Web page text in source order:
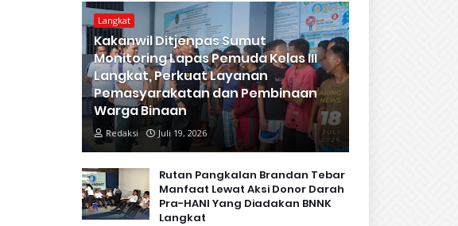
Langkat
Kakanwil Ditjenpas Sumut
Monitoring Lapas Pemuda Kelas III
Langkat, Perkuat Layanan
Pemasyarakatan dan Pembinaan
Warga Binaan
Redaksi Juli 19, 2026
Rutan Pangkalan Brandan Tebar
Manfaat Lewat Aksi Donor Darah
Pra-HANI Yang Diadakan BNNK
Langkat